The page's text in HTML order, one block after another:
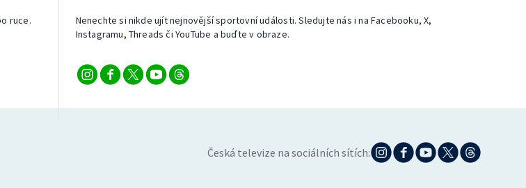
ruce.
Nenechte si nikde ujít nejnovější sportovní události. Sledujte nás i na Facebooku, X,
Instagramu, Threads či YouTube a buďte v obraze.
Česká televize na sociálních sítích: